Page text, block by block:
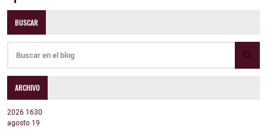
BUSCAR
ARCHIVO
2026 1630
agosto 19